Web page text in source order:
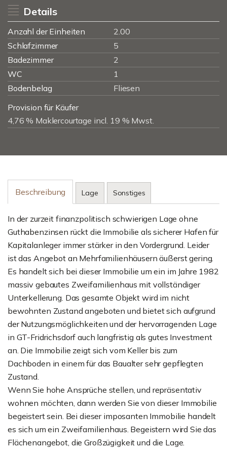
Details
Anzahl der Einheiten
2.00
Schlafzimmer
5
Badezimmer
2
WC
1
Bodenbelag
Fliesen
Provision für Käufer
4,76 % Maklercourtage incl. 19 % Mwst.
Beschreibung Lage Sonstiges
In der zurzeit finanzpolitisch schwierigen Lage ohne
Guthabenzinsen rückt die Immobilie als sicherer Hafen für
Kapitalanleger immer stärker in den Vordergrund. Leider
ist das Angebot an Mehrfamilienhäusern äußerst gering.
Es handelt sich bei dieser Immobilie um ein im Jahre 1982
massiv gebautes Zweifamilienhaus mit vollständiger
Unterkellerung. Das gesamte Objekt wird im nicht
bewohnten Zustand angeboten und bietet sich aufgrund
der Nutzungsmöglichkeiten und der hervorragenden Lage
in GT-Fridrichsdorf auch langfristig als gutes Investment
an. Die Immobilie zeigt sich vom Keller bis zum
Dachboden in einem für das Baualter sehr gepflegten
Zustand.
Wenn Sie hohe Ansprüche stellen, und repräsentativ
wohnen möchten, dann werden Sie von dieser Immobilie
begeistert sein. Bei dieser imposanten Immobilie handelt
es sich um ein Zweifamilienhaus. Begeistern wird Sie das
Flächenangebot, die Großzügigkeit und die Lage.